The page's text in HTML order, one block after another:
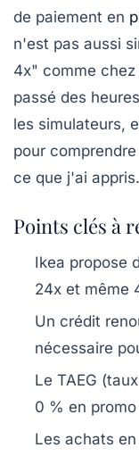
de paiement en
n'est pas aussi
4x" comme
passé des
les simulateurs,
pour
ce que j'ai appris.
Points clés à
Ikea propose
24x et même
Un crédit
nécessaire
Le TAEG
0 % en
Les achats